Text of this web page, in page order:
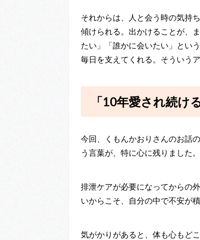
それからは、人と会う時の気持
傾けられる。出かけることが、
たい」「誰かに会いたい」とい
毎日を支えてくれる。そういう
「10年愛され続け
今回、くもんかおりさんのお話
う言葉が、特に心に残りました。
排泄ケアが必要になってからの
いからこそ、自分の中で不安が
気がかりがあると、体も心もど